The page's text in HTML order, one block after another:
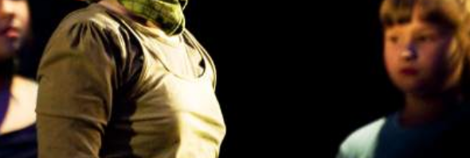
: Trying to access array offset on null in
domains/zasekunde.pl/public_html/wp-
includes/lib/inc/templates/rollover.php
on line
Bajkowy Festiwal Teatralny 2013